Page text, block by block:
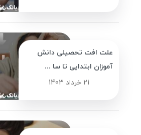
علت افت تحصیلی دانش
آموزان ابتدایی تا سا ...
21 خرداد 1403